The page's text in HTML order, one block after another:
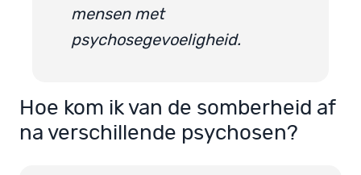
mensen met
psychosegevoeligheid.
Hoe kom ik van de somberheid af
na verschillende psychosen?